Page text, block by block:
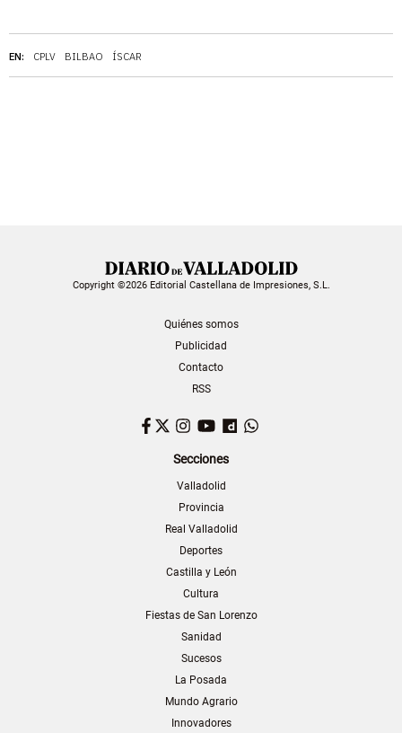
EN: CPLV BILBAO ÍSCAR
Copyright ©2026 Editorial Castellana de Impresiones, S.L.
Quiénes somos
Publicidad
Contacto
RSS
Facebook
TwitterInstagram
YouTubeDailymotion
Secciones
Valladolid
Provincia
Real Valladolid
Deportes
Castilla y León
Cultura
Fiestas de San Lorenzo
Sanidad
Sucesos
La Posada
Mundo Agrario
Innovadores